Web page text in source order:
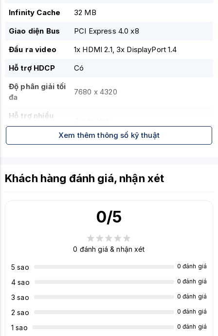
Infinity Cache
32 MB
Giao diện Bus
PCI Express 4.0 x8
Đầu ra video
1x HDMI 2.1, 3x DisplayPort 1.4
Hỗ trợ HDCP
Có
Độ phân giải tối
đa
7680 x 4320
Hỗ trợ nhiều
màn hình
Kích thước
Nguồn điện đề
nghị
600W
2x 8-pin
Quạt làm mát Axial, Backplate kim loại,
Polychrome SYNC
hỗ trợ
Xem thêm thông số kỹ thuật
Khách hàng đánh giá, nhận xét
0/5
0 đánh giá & nhận xét
5 sao 0 đánh giá
4 sao 0 đánh giá
3 sao 0 đánh giá
2 sao 0 đánh giá
1 sao 0 đánh giá